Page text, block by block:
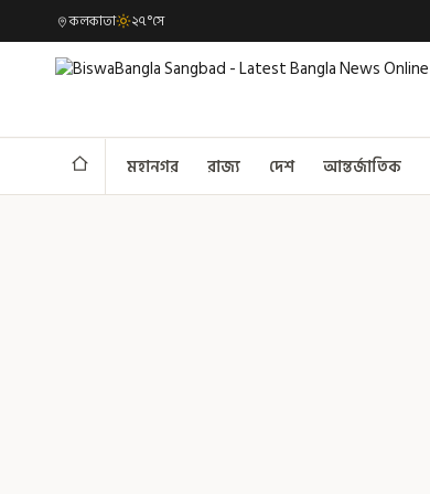
কলকাতা ২৭°সে
মহানগর রাজ্য দেশ আন্তর্জাতিক